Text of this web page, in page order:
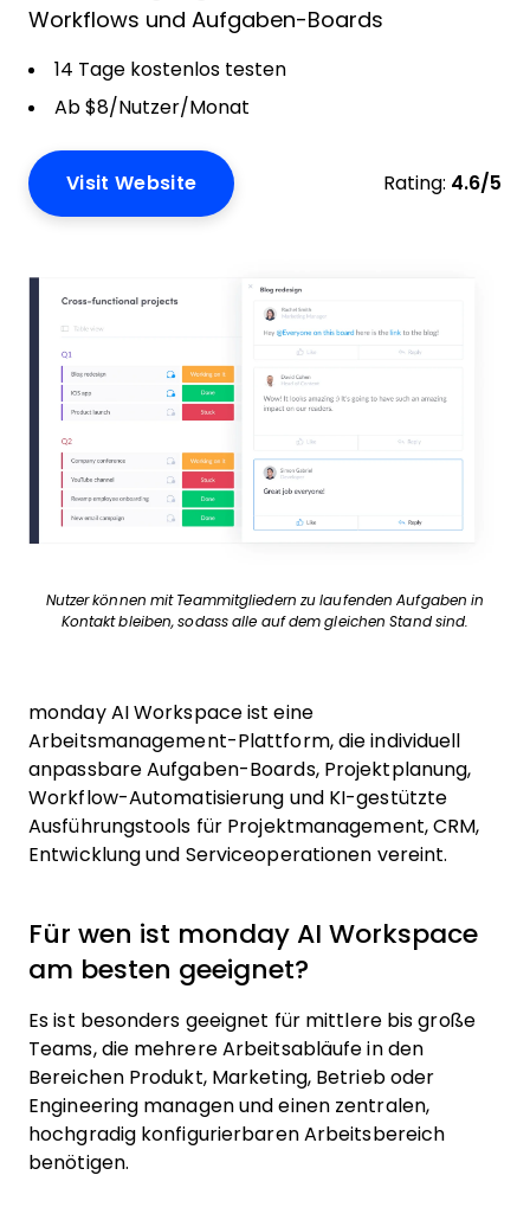
Workflows und Aufgaben-Boards
14 Tage kostenlos testen
Ab $8/Nutzer/Monat
Visit Website Rating: 4.6/5
Nutzer können mit Teammitgliedern zu laufenden Aufgaben in
Kontakt bleiben, sodass alle auf dem gleichen Stand sind.
monday AI Workspace ist eine
Arbeitsmanagement-Plattform, die individuell
anpassbare Aufgaben-Boards, Projektplanung,
Workflow-Automatisierung und KI-gestützte
Ausführungstools für Projektmanagement, CRM,
Entwicklung und Serviceoperationen vereint.
Für wen ist monday AI Workspace
am besten geeignet?
Es ist besonders geeignet für mittlere bis große
Teams, die mehrere Arbeitsabläufe in den
Bereichen Produkt, Marketing, Betrieb oder
Engineering managen und einen zentralen,
hochgradig konfigurierbaren Arbeitsbereich
benötigen.